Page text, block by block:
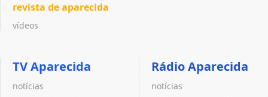
revista de aparecida
vídeos
TV Aparecida
notícias
Rádio Aparecida
notícias